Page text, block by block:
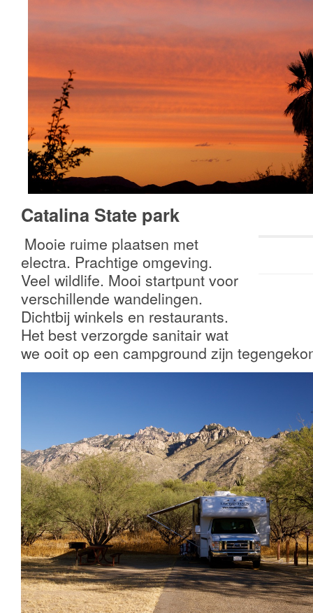
Catalina State park
Mooie ruime plaatsen met
electra. Prachtige omgeving.
Veel wildlife. Mooi startpunt voor
verschillende wandelingen.
Dichtbij winkels en restaurants.
Het best verzorgde sanitair wat
we ooit op een campground zijn